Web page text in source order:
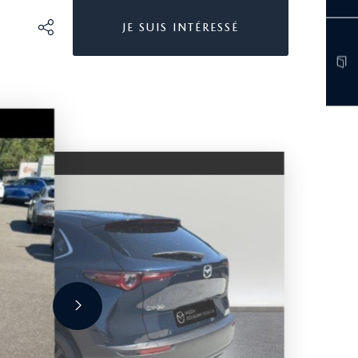
JE SUIS INTÉRESSÉ